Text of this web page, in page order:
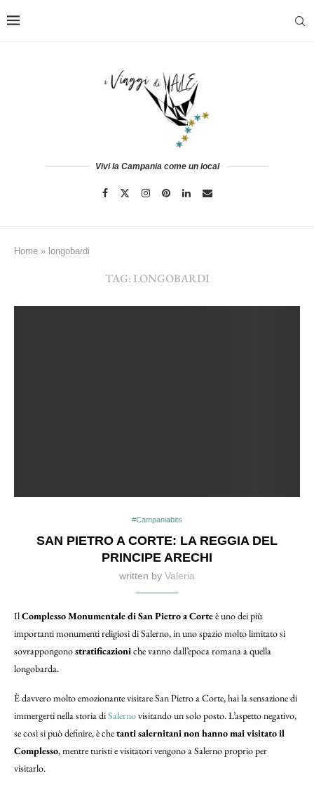
Vivi la Campania come un local
Home » longobardi
TAG: LONGOBARDI
#Campaniabits
SAN PIETRO A CORTE: LA REGGIA DEL
PRINCIPE ARECHI
written by Valeria
IlComplesso Monumentale di San Pietro a Corteè uno dei più
importanti monumenti religiosi di Salerno, in uno spazio molto limitato si
sovrappongonostratificazioniche vanno dall’epoca romana a quella
longobarda.
È davvero molto emozionante visitare San Pietro a Corte, hai la sensazione di
immergerti nella storia diSalernovisitando un solo posto. L’aspetto negativo,
se così si può definire, è chetanti salernitani non hanno mai visitato il
Complesso, mentre turisti e visitatori vengono a Salerno proprio per
visitarlo.